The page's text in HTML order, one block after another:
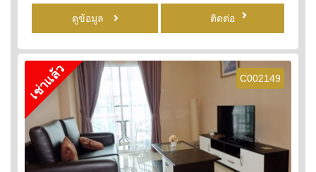
ดูข้อมูล ติดต่อ
C002149
เช่าแล้ว